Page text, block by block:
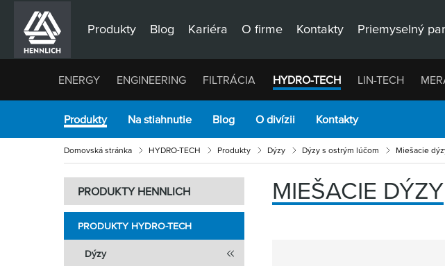
Produkty Blog Kariéra O firme Kontakty Priemyselný
ENERGY ENGINEERING FILTRÁCIA HYDRO-TECH LIN-TECH
Produkty Na stiahnutie Blog O divízii Kontakty
Domovská stránka HYDRO-TECH Produkty Dýzy Dýzy s ostrým lúčom Miešacie
PRODUKTY HENNLICH
PRODUKTY HYDRO-TECH
Dýzy
MIEŠACIE DÝZY